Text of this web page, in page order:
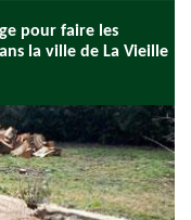
pour faire les
la ville de La Vieille